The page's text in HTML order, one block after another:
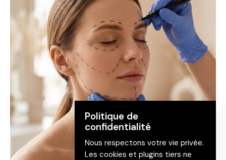
Politique de
confidentialité
Nous respectons votre vie privée.
Les cookies et plugins tiers ne